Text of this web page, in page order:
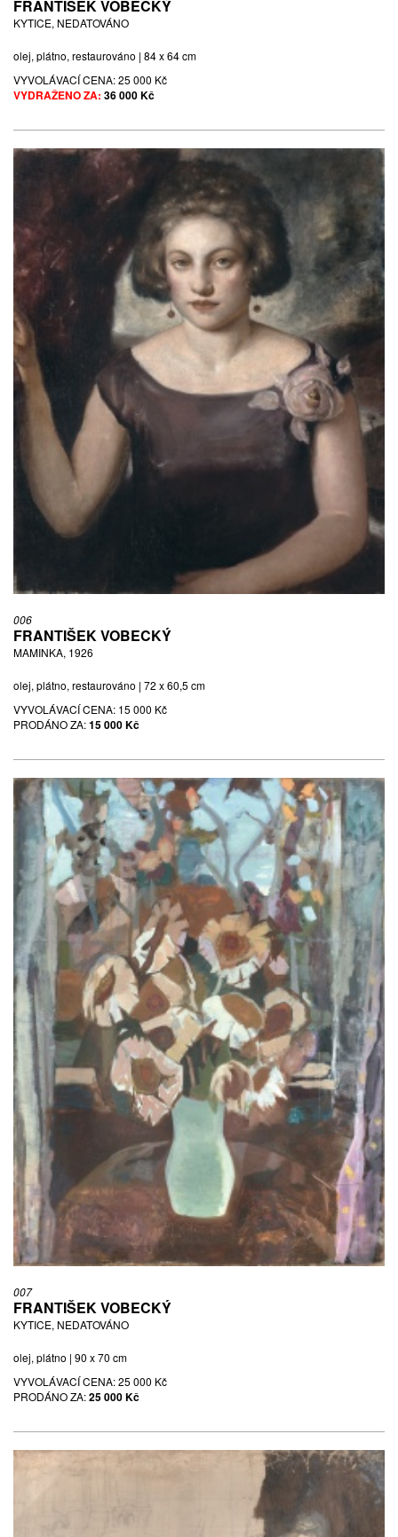
FRANTIŠEK VOBECKÝ
KYTICE, NEDATOVÁNO
olej, plátno, restaurováno | 84 x 64 cm
VYVOLÁVACÍ CENA:25 000 Kč
VYDRAŽENO ZA: 36 000 Kč
006
FRANTIŠEK VOBECKÝ
MAMINKA, 1926
olej, plátno, restaurováno | 72 x 60,5 cm
VYVOLÁVACÍ CENA: 15 000 Kč
PRODÁNO ZA:15 000 Kč
007
FRANTIŠEK VOBECKÝ
KYTICE, NEDATOVÁNO
olej, plátno | 90 x 70 cm
VYVOLÁVACÍ CENA:25 000 Kč
PRODÁNO ZA:25 000 Kč